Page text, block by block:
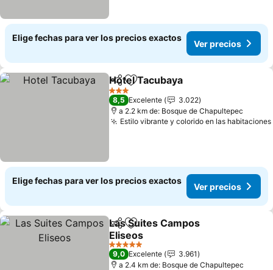
Elige fechas para ver los precios exactos
Ver precios
CompartirAgregar a favoritos
Hotel Tacubaya
3 Estrellas
8,5 Excelente
3.022
a 2.2 km de: Bosque de Chapultepec
Estilo vibrante y colorido en las habitaciones
Elige fechas para ver los precios exactos
Ver precios
CompartirAgregar a favoritos
Las Suites Campos
Eliseos
5 Estrellas
9,0 Excelente
3.961
a 2.4 km de: Bosque de Chapultepec